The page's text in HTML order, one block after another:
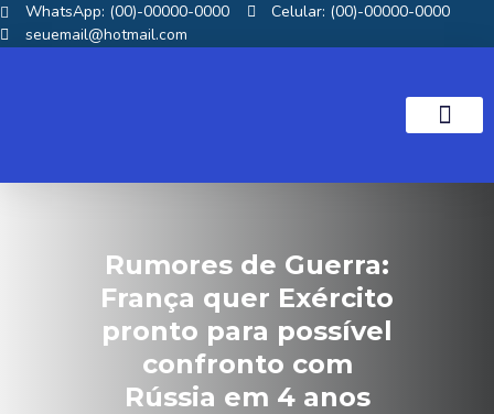
WhatsApp: (00)-00000-0000
Celular: (00)-00000-0000
seuemail@hotmail.com
Rumores de Guerra:
França quer Exército
pronto para possível
confronto com
Rússia em 4 anos